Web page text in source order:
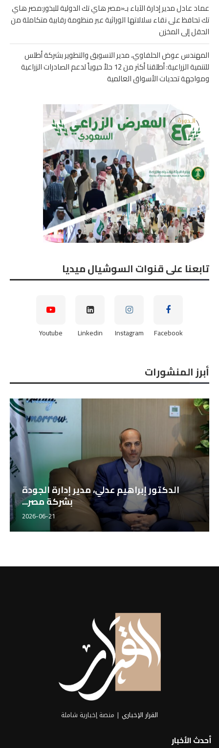
عماد عادل مدير إدارة الآباء بـ«مصر هاي تك الدولية للبذور:مصر هاي
تك تحافظ على نقاء سلالاتها الوراثية عبر منظومة رقابية متكاملة من
الحقل إلى المخزن
المهندس عوض الحلفاوي، مدير التسويق والتطوير بشركة أطلس
للتنمية الزراعية: أطلقنا أكثر من 12 حلاً حيوياً لدعم الصادرات الزراعية
ومواجهة تحديات الأسواق العالمية
تابعنا على قنوات السوشيال ميديا
Facebook
Instagram
Linkedin
Youtube
أبرز المنشورات
الدكتور إبراهيم عدلي، مدير إدارة الجودة
بشركة مصر...
2026-06-21
القرار الإخباري | منصة إخبارية شاملة
أحدث الأخبار